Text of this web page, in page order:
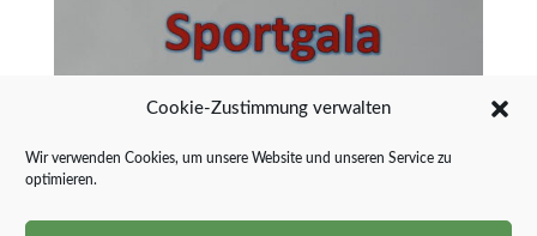
Cookie-Zustimmung verwalten
Wir verwenden Cookies, um unsere Website und unseren Service zu
optimieren.